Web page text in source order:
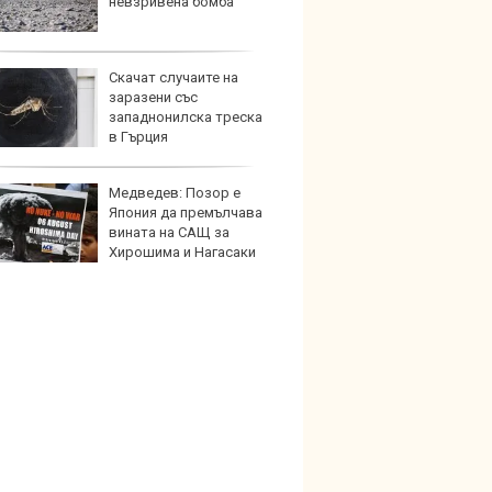
Скачат случаите на
заразени със
западнонилска треска
в Гърция
Медведев: Позор е
Япония да премълчава
вината на САЩ за
Хирошима и Нагасаки